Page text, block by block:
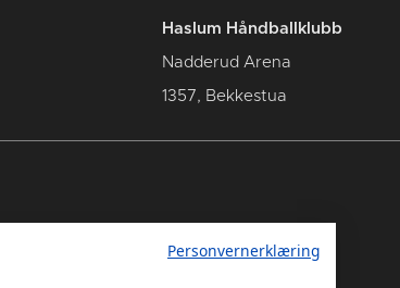
Haslum Håndballklubb
Nadderud Arena
1357, Bekkestua
Personvernerklæring